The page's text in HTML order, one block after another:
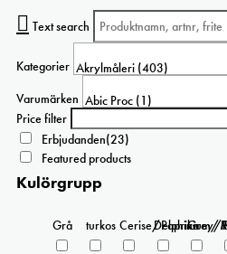
varianter.
De
alternativen
väljas
på
produktsidan
Text search
Kategorier
Varumärken
Price filter
Erbjudanden(23)
Featured products
Kulörgrupp
Grå turkos Cerise/Paprika
Delphinium/
Grey/